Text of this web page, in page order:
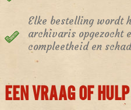
Elke bestelling wordt
archivaris opgezocht
compleetheid en
EEN VRAAG OF